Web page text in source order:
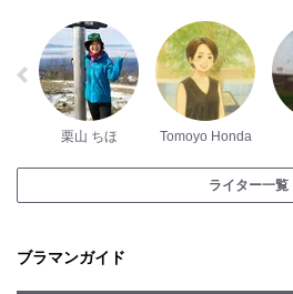
栗山 ちほ Tomoyo Honda
ライター一覧
ブラマンガイド